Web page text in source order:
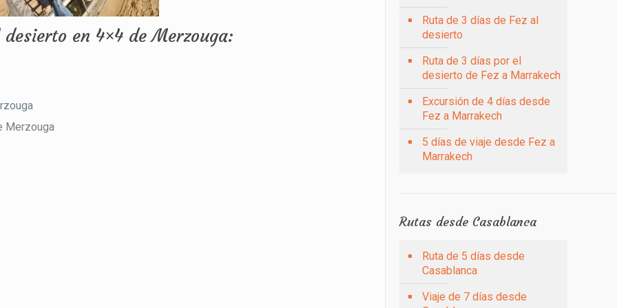
en 4×4 de Merzouga:
Merzouga
Ruta de 3 días de Fez al
desierto
Ruta de 3 días por el
desierto de Fez a Marrakech
Excursión de 4 días desde
Fez a Marrakech
5 días de viaje desde Fez a
Marrakech
Rutas desde Casablanca
Ruta de 5 días desde
Casablanca
Viaje de 7 días desde